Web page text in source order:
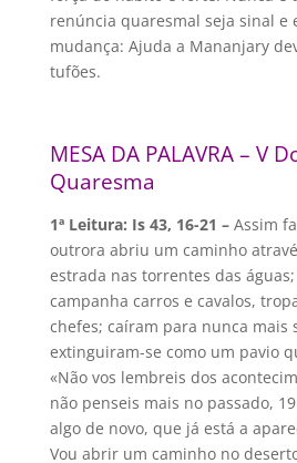
renúncia quaresmal seja sinal e
mudança: Ajuda a Mananjary
tufões.
MESA DA PALAVRA – V
Quaresma
1ª Leitura: Is 43, 16-21 – Assim
outrora abriu um caminho
estrada nas torrentes das
campanha carros e cavalos,
chefes; caíram para nunca mais
extinguiram-se como um pavio
«Não vos lembreis dos
não penseis mais no passado,
algo de novo, que já está a
Vou abrir um caminho no